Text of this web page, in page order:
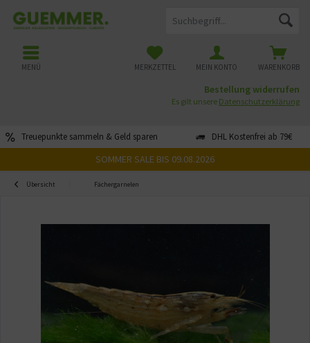
Treuepunkte sammeln & Geld sparen DHL Kostenfrei ab 79€
WARENKORB
MERKZETTEL MEIN KONTO
MENÜ
Bestellung widerrufen
Es gilt unsere Datenschutzerklärung
SOMMER SALE BIS 09.08.2026
Übersicht Fächergarnelen